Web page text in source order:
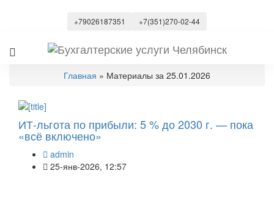
+79026187351 +7(351)270-02-44
Главная » Материалы за 25.01.2026
ИТ-льгота по прибыли: 5 % до 2030 г. — пока
«всё включено»
admin
25-янв-2026, 12:57